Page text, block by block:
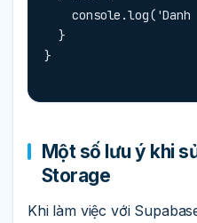
    console.log('Danh sách file:', data);
}
Một số lưu ý khi
Storage
Khi làm việc với